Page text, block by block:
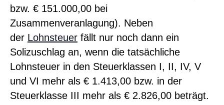
bzw. € 151.000,00 bei
Zusammenveranlagung). Neben
der Lohnsteuer fällt nur noch dann ein
Solizuschlag an, wenn die tatsächliche
Lohnsteuer in den Steuerklassen I, II, IV, V
und VI mehr als € 1.413,00 bzw. in der
Steuerklasse III mehr als € 2.826,00 beträgt.